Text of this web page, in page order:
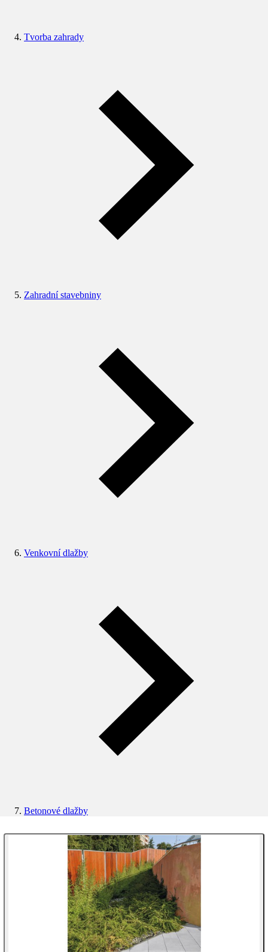
Tvorba zahrady
Zahradní stavebniny
Venkovní dlažby
Betonové dlažby